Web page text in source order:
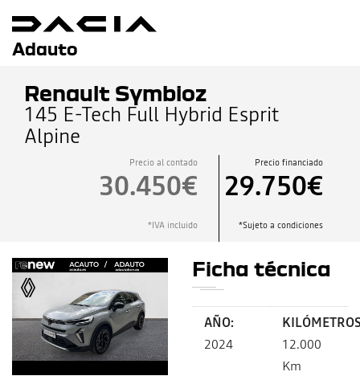
Adauto
Renault Symbioz
145 E-Tech Full Hybrid Esprit
Alpine
Precio al contado
30.450€
*IVA incluido
Precio financiado
29.750€
*Sujeto a condiciones
Ficha técnica
AÑO:
2024
12.000
Km